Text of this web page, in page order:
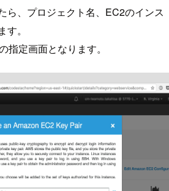
ら、プロジェクト名、EC2のインス
。
指定画面となります。